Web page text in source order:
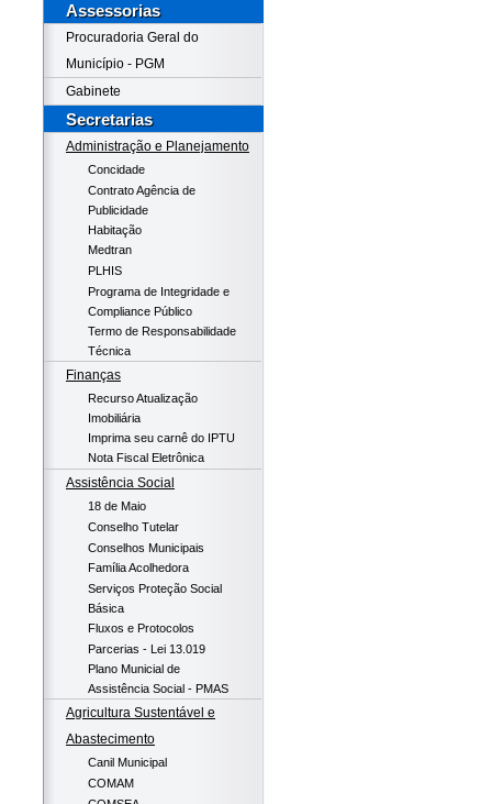
Assessorias
Procuradoria Geral do
Município - PGM
Gabinete
Secretarias
Administração e Planejamento
Concidade
Contrato Agência de
Publicidade
Habitação
Medtran
PLHIS
Programa de Integridade e
Compliance Público
Termo de Responsabilidade
Técnica
Finanças
Recurso Atualização
Imobiliária
Imprima seu carnê do IPTU
Nota Fiscal Eletrônica
Assistência Social
18 de Maio
Conselho Tutelar
Conselhos Municipais
Família Acolhedora
Serviços Proteção Social
Básica
Fluxos e Protocolos
Parcerias - Lei 13.019
Plano Municial de
Assistência Social - PMAS
Agricultura Sustentável e
Abastecimento
Canil Municipal
COMAM